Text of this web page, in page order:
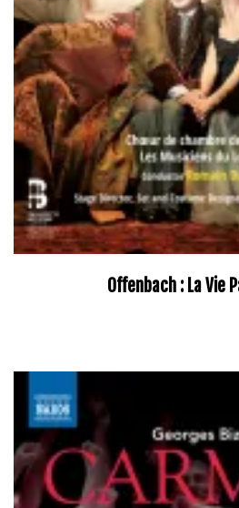
Offenbach : La Vie